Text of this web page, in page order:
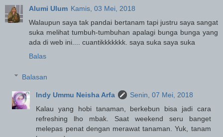
Alumi Ulum Kamis, 03 Mei, 2018
Walaupun saya tak pandai bertanam tapi justru saya sangat
suka melihat tumbuh-tumbuhan apalagi bunga bunga yang
ada di web ini.... cuantikkkkkkk. saya suka saya suka
Balas
Balasan
Indy Ummu Neisha Arfa
Senin, 07 Mei, 2018
Kalau yang hobi tanaman, berkebun bisa jadi cara
refreshing lho mbak. Saat weekend seru banget
melepas penat dengan merawat tanaman. Yuk, tanam